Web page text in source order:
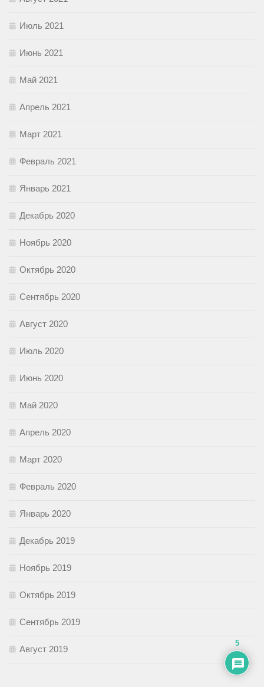
Июль 2021
Июнь 2021
Май 2021
Апрель 2021
Март 2021
Февраль 2021
Январь 2021
Декабрь 2020
Ноябрь 2020
Октябрь 2020
Сентябрь 2020
Август 2020
Июль 2020
Июнь 2020
Май 2020
Апрель 2020
Март 2020
Февраль 2020
Январь 2020
Декабрь 2019
Ноябрь 2019
Октябрь 2019
Сентябрь 2019
Август 2019
5